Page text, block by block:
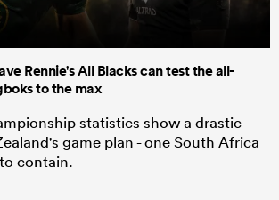
Rennie's All Blacks can test the all-
to the max
statistics show a drastic
game plan - one South Africa
contain.